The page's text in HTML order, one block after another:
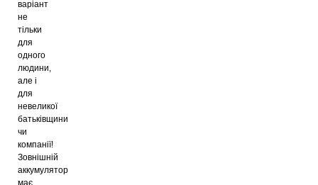
варіант
не
тільки
для
одного
людини,
але і
для
невеликої
батьківщини
чи
компанії!
Зовнішній
аккумулятор
має